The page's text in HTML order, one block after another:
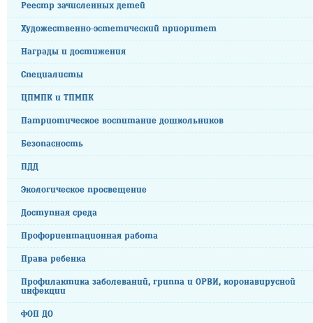
Реестр зачисленных детей
Художественно-эстетический приоритет
Награды и достижения
Специалисты
ЦПМПК и ТПМПК
Патриотическое воспитание дошкольников
Безопасность
ПДД
Экологическое просвещение
Доступная среда
Профориентационная работа
Права ребенка
Профилактика заболеваний, гриппа и ОРВИ, коронавирусной
инфекции
ФОП ДО